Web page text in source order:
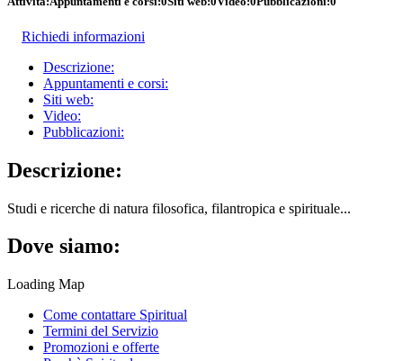
Richiedi informazioni
Descrizione:
Appuntamenti e corsi:
Siti web:
Video:
Pubblicazioni:
Descrizione:
Studi e ricerche di natura filosofica, filantropica e spirituale...
Dove siamo:
Loading Map
Come contattare Spiritual
Termini del Servizio
Promozioni e offerte